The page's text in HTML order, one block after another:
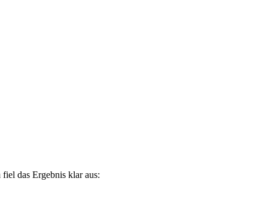
das Ergebnis klar aus: